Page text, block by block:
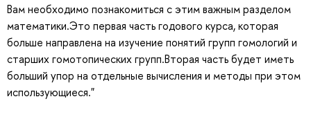
Вам необходимо познакомиться с этим важным разделом
математики.Это первая часть годового курса, которая
больше направлена на изучение понятий групп гомологий и
старших гомотопических групп.Вторая часть будет иметь
больший упор на отдельные вычисления и методы при этом
использующиеся."